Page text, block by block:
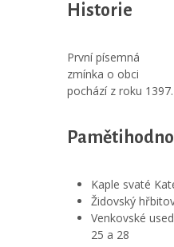
Historie
První písemná
zmínka o obci
pochází z roku 1397.
Kaple svaté
Židovský
Venkovské
25 a 28